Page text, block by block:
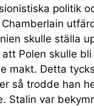
politik
skulle ställa
Polen skulle
makt. Detta
så trodde han
Stalin var